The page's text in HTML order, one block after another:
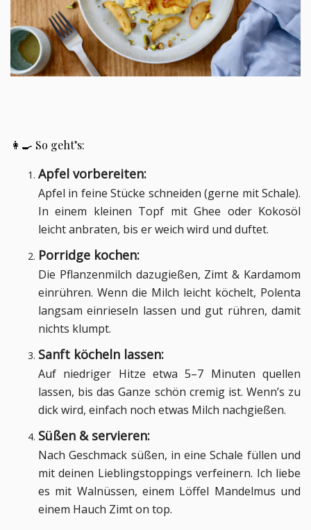
👩‍🍳 So geht’s:
Apfel vorbereiten:
Apfel in feine Stücke schneiden (gerne mit Schale).
In einem kleinen Topf mit Ghee oder Kokosöl
leicht anbraten, bis er weich wird und duftet.
Porridge kochen:
Die Pflanzenmilch dazugießen, Zimt & Kardamom
einrühren. Wenn die Milch leicht köchelt, Polenta
langsam einrieseln lassen und gut rühren, damit
nichts klumpt.
Sanft köcheln lassen:
Auf niedriger Hitze etwa 5–7 Minuten quellen
lassen, bis das Ganze schön cremig ist. Wenn’s zu
dick wird, einfach noch etwas Milch nachgießen.
Süßen & servieren:
Nach Geschmack süßen, in eine Schale füllen und
mit deinen Lieblingstoppings verfeinern. Ich liebe
es mit Walnüssen, einem Löffel Mandelmus und
einem Hauch Zimt on top.